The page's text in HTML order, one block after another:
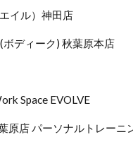
イル）神田店
ボディーク) 秋葉原本店
Space EVOLVE
原店 パーソナルトレーニ